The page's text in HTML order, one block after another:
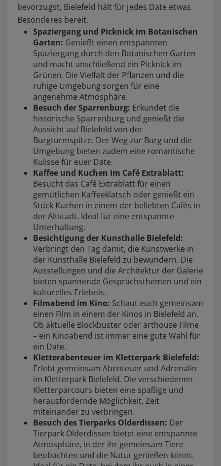
bevorzugst, Bielefeld hält für jedes Date etwas
Besonderes bereit.
Spaziergang und Picknick im Botanischen
Garten: Genießt einen entspannten
Spaziergang durch den Botanischen Garten
und macht anschließend ein Picknick im
Grünen. Die Vielfalt der Pflanzen und die
ruhige Umgebung sorgen für eine
angenehme Atmosphäre.
Besuch der Sparrenburg: Erkundet die
historische Sparrenburg und genießt die
Aussicht auf Bielefeld von der
Burgturmspitze. Der Weg zur Burg und die
Umgebung bieten zudem eine romantische
Kulisse für euer Date.
Kaffee und Kuchen im Café Extrablatt:
Besucht das Café Extrablatt für einen
gemütlichen Kaffeeklatsch oder genießt ein
Stück Kuchen in einem der beliebten Cafés in
der Altstadt. Ideal für eine entspannte
Unterhaltung.
Besichtigung der Kunsthalle Bielefeld:
Verbringt den Tag damit, die Kunstwerke in
der Kunsthalle Bielefeld zu bewundern. Die
Ausstellungen und die Architektur der Galerie
bieten spannende Gesprächsthemen und ein
kulturelles Erlebnis.
Filmabend im Kino: Schaut euch gemeinsam
einen Film in einem der Kinos in Bielefeld an.
Ob aktuelle Blockbuster oder arthouse Filme
– ein Kinoabend ist immer eine gute Wahl für
ein Date.
Kletterabenteuer im Kletterpark Bielefeld:
Erlebt gemeinsam Abenteuer und Adrenalin
im Kletterpark Bielefeld. Die verschiedenen
Kletterparcours bieten eine spaßige und
herausfordernde Möglichkeit, Zeit
miteinander zu verbringen.
Besuch des Tierparks Olderdissen: Der
Tierpark Olderdissen bietet eine entspannte
Atmosphäre, in der ihr gemeinsam Tiere
beobachten und die Natur genießen könnt.